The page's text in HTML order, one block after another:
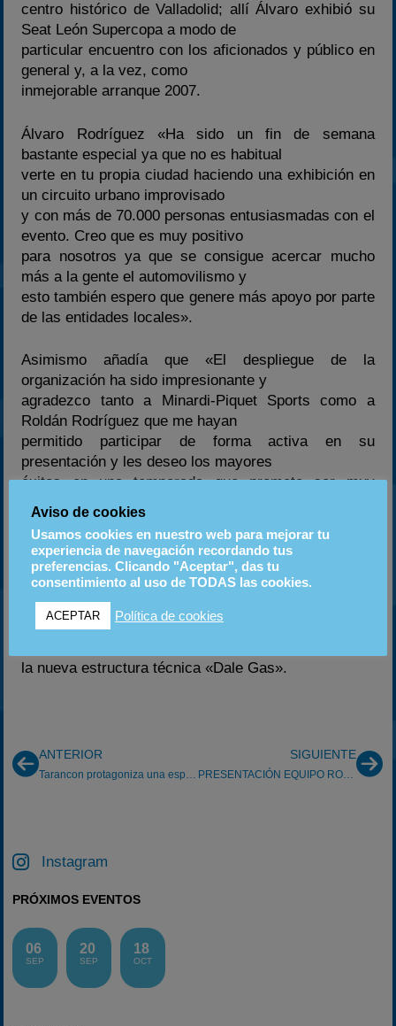
centro histórico de Valladolid; allí Álvaro exhibió su
Seat León Supercopa a modo de
particular encuentro con los aficionados y público en
general y, a la vez, como
inmejorable arranque 2007.
Álvaro Rodríguez «Ha sido un fin de semana
bastante especial ya que no es habitual
verte en tu propia ciudad haciendo una exhibición en
un circuito urbano improvisado
y con más de 70.000 personas entusiasmadas con el
evento. Creo que es muy positivo
para nosotros ya que se consigue acercar mucho
más a la gente el automovilismo y
esto también espero que genere más apoyo por parte
de las entidades locales».
Asimismo añadía que «El despliegue de la
organización ha sido impresionante y
agradezco tanto a Minardi-Piquet Sports como a
Roldán Rodríguez que me hayan
permitido participar de forma activa en su
presentación y les deseo los mayores
éxitos en una temporada que promete ser muy
emocionante».
Para esta nueva temporada que comenzará en breve
el piloto del Seat León y ABP
sponsoring cuentan con el patrocinio de ARTEVI
puertas y la colaboración que le
prestan Gaonera, Servicios integrales catering,
la nueva estructura técnica «Dale Gas».
ANTERIOR
Tarancon protagoniza una espectacular remontada
SIGUIENTE
PRESENTACIÓN EQUIPO ROGER RACING-MARE ROSSO
Instagram
PRÓXIMOS EVENTOS
06
SEP
20
SEP
18
OCT
Aviso de cookies
Usamos cookies en nuestro web para mejorar tu
experiencia de navegación recordando tus
preferencias. Clicando "Aceptar", das tu
consentimiento al uso de TODAS las cookies.
ACEPTAR Política de cookies